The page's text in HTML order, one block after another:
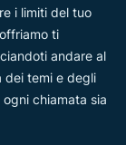
i limiti del tuo
ti
andare al
dei temi e degli
chiamata sia